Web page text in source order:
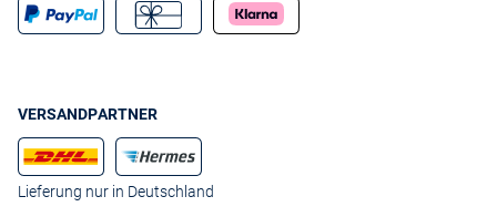
VERSANDPARTNER
Lieferung nur in Deutschland